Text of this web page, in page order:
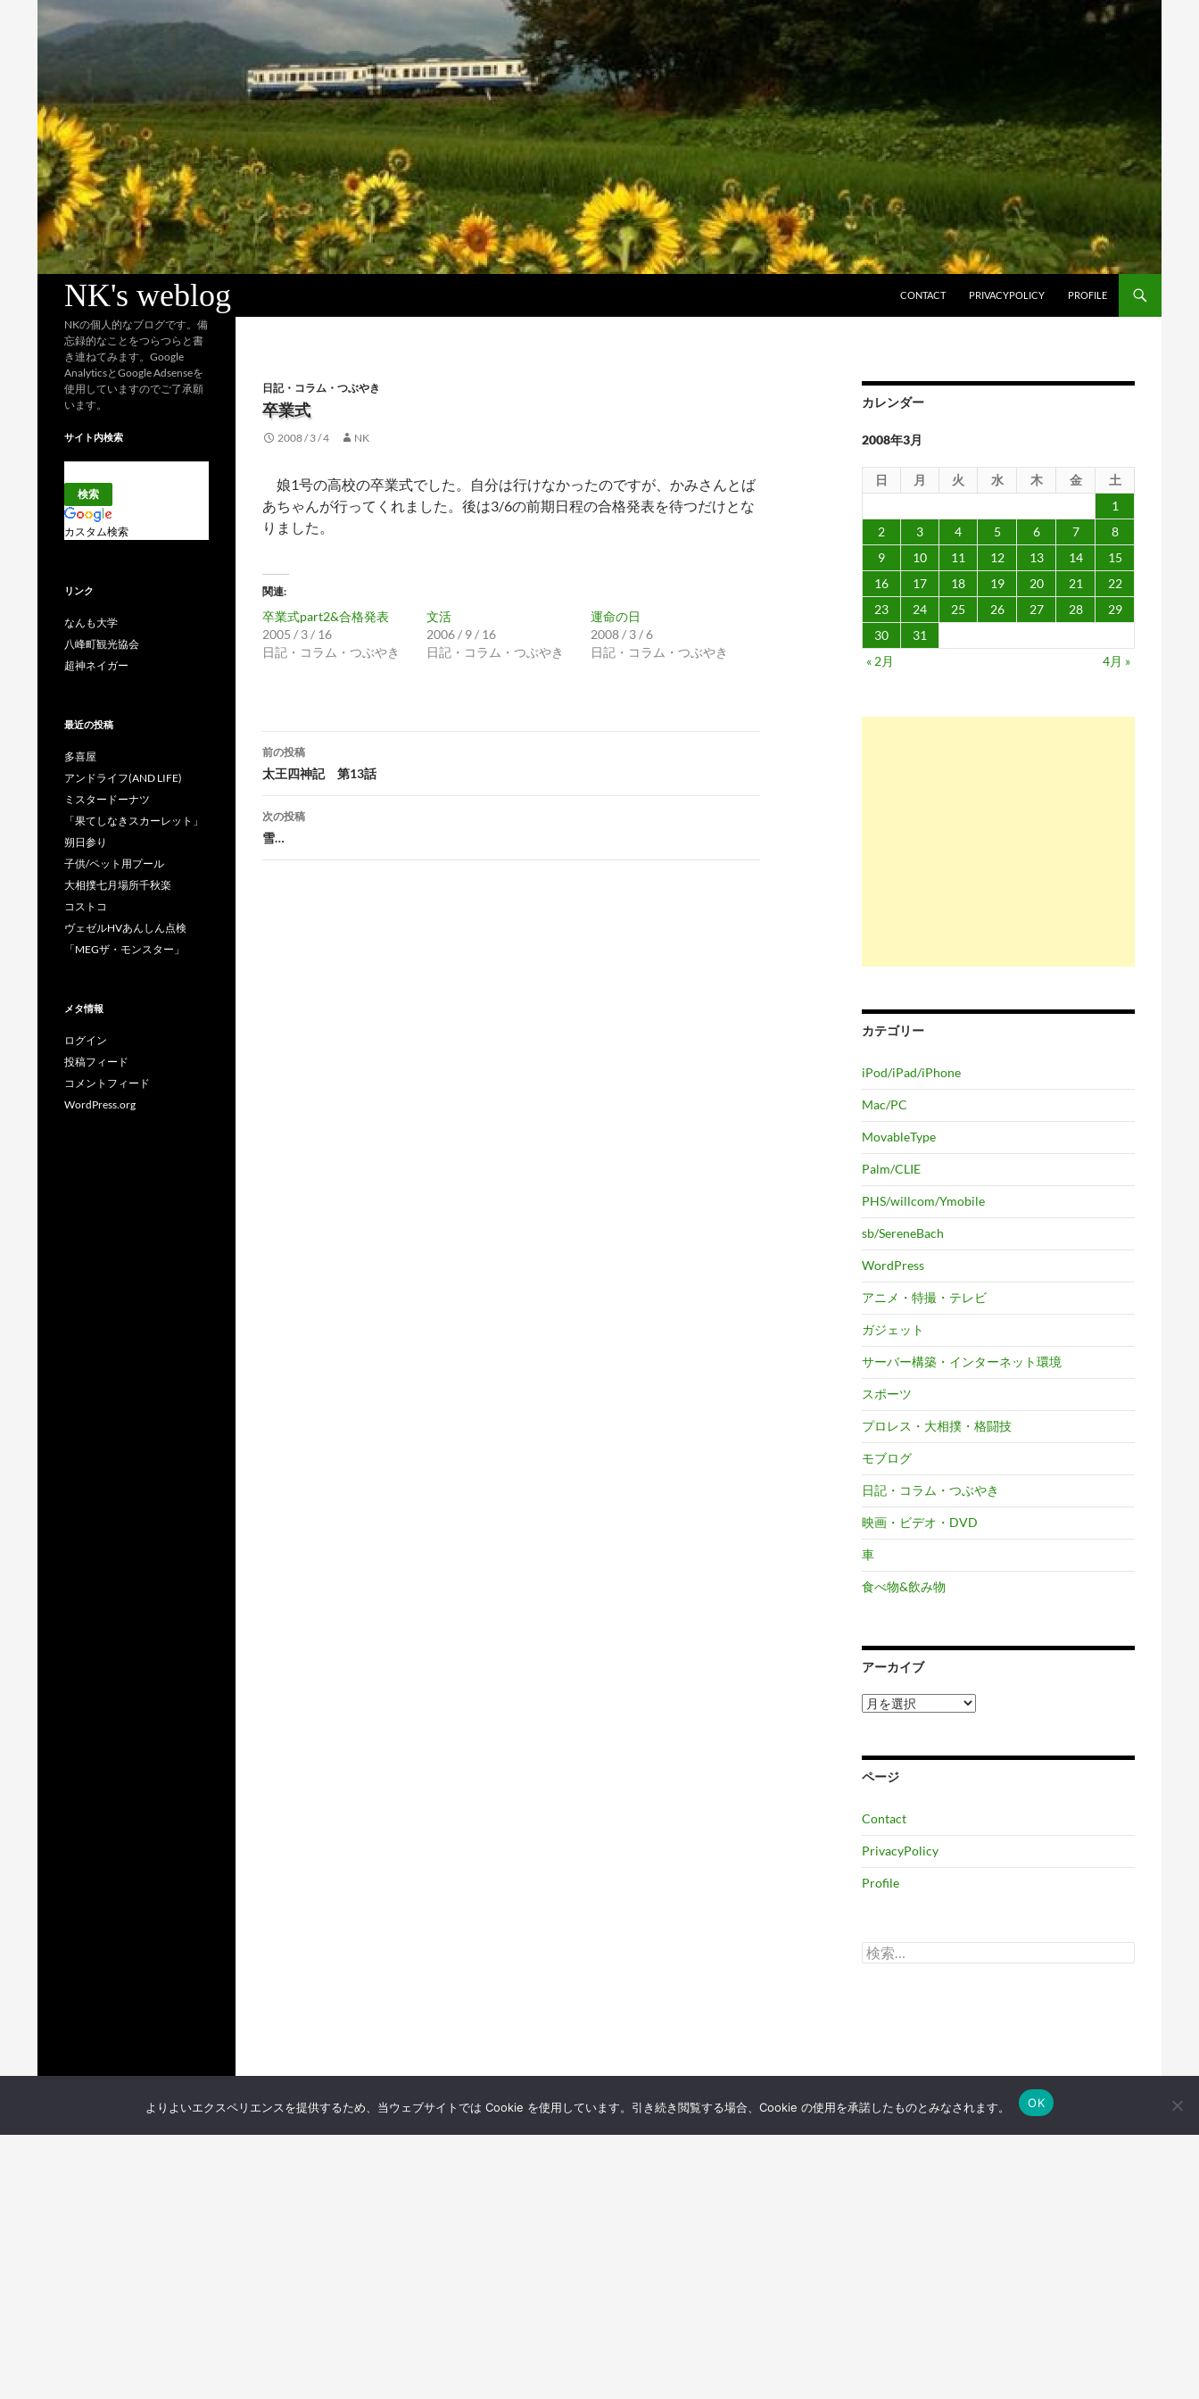
NK's weblog
CONTACT
PRIVACYPOLICY PROFILE
日記・コラム・つぶやき
卒業式
2008 / 3 / 4 NK
娘1号の高校の卒業式でした。自分は行けなかったのですが、かみさんとば
あちゃんが行ってくれました。後は3/6の前期日程の合格発表を待つだけとな
りました。
関連
卒業式part2&合格発表
2005 / 3 / 16
日記・コラム・つぶやき
文活
2006 / 9 / 16
日記・コラム・つぶやき
運命の日
2008 / 3 / 6
日記・コラム・つぶやき
投
稿
ナ
ビ
ゲ
前の投稿
太王四神記 第13話
次の投稿
雪…
カレンダー
2008年3月
日 月 火 水 木 金
土
1
2
3 4 5 6 7
8
9
10 11 12 13 14
15
16
17 18 19 20 21
22
23
24 25 26 27 28
29
30
31
« 2月
4月 »
カテゴリー
iPod/iPad/iPhone
Mac/PC
MovableType
Palm/CLIE
PHS/willcom/Ymobile
sb/SereneBach
WordPress
アニメ・特撮・テレビ
ガジェット
サーバー構築・インターネット環境
スポーツ
プロレス・大相撲・格闘技
モブログ
日記・コラム・つぶやき
映画・ビデオ・DVD
車
食べ物&飲み物
アーカイブ
ア
ー
ブ
ページ
Contact
PrivacyPolicy
Profile
検
索:
NKの個人的なブログです。備
忘録的なことをつらつらと書
き連ねてみます。Google
AnalyticsとGoogle Adsenseを
使用していますのでご了承願
います。
サイト内検索
カスタム検索
リンク
なんも大学
八峰町観光協会
超神ネイガー
最近の投稿
多喜屋
アンドライフ(AND LIFE)
ミスタードーナツ
「果てしなきスカーレット」
朔日参り
子供/ペット用プール
大相撲七月場所千秋楽
コストコ
ヴェゼルHVあんしん点検
「MEGザ・モンスター」
メタ情報
ログイン
投稿フィード
コメントフィード
WordPress.org
よりよいエクスペリエンスを提供するため、当ウェブサイトでは Cookie を使用しています。引き続き閲覧する場合、Cookie の使用を承諾したものとみなされます。 OK